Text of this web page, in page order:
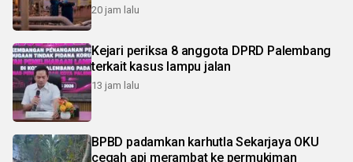
20 jam lalu
Kejari periksa 8 anggota DPRD Palembang
terkait kasus lampu jalan
13 jam lalu
BPBD padamkan karhutla Sekarjaya OKU
cegah api merambat ke permukiman